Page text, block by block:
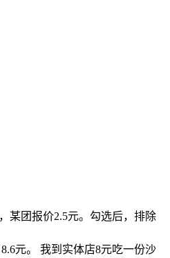
某团报价2.5元。勾选后，排除
元。 我到实体店8元吃一份沙